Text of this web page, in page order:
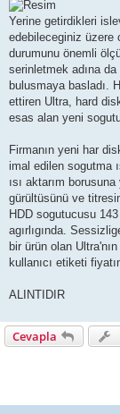
j
Yerine getirdikleri
edebileceginiz üzere
durumunu önemli
serinletmek adına
bulusmaya basladı.
ettiren Ultra, hard
esas alan yeni
Firmanın yeni har
imal edilen sogutma
ısı aktarım
gürültüsünü ve
HDD sogutucusu
agırlıgında.
bir ürün olan
kullanıcı etiketi
ALINTIDIR
Cevapla